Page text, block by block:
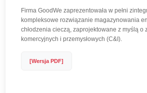
Firma GoodWe zaprezentowała w pełni
kompleksowe rozwiązanie magazynowania
chłodzenia cieczą, zaprojektowane z myślą o
komercyjnych i przemysłowych (C&I).
[Wersja PDF]